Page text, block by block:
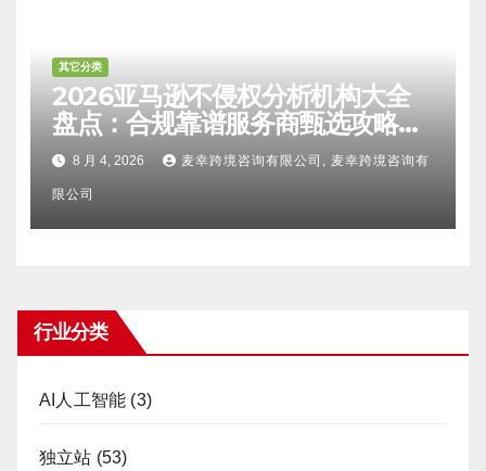
其它分类
2026亚马逊不侵权分析机构大全
盘点：合规靠谱服务商甄选攻略、
避坑FAQ及标杆机构实力详解
8 月 4, 2026 麦幸跨境咨询有限公司, 麦幸跨境咨询有
限公司
行业分类
AI人工智能 (3)
独立站 (53)